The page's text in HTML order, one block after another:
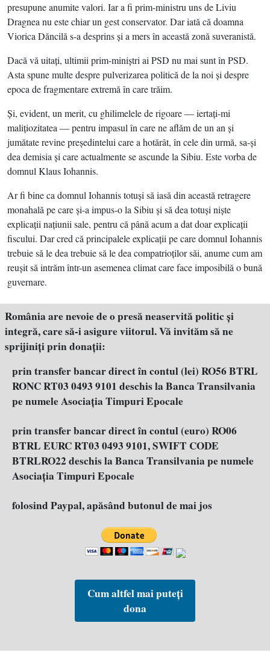
presupune anumite valori. Iar a fi prim-ministru uns de Liviu
Dragnea nu este chiar un gest conservator. Dar iată că doamna
Viorica Dăncilă s-a desprins şi a mers în această zonă suveranistă.
Dacă vă uitaţi, ultimii prim-miniştri ai PSD nu mai sunt în PSD.
Asta spune multe despre pulverizarea politică de la noi şi despre
epoca de fragmentare extremă în care trăim.
Şi, evident, un merit, cu ghilimelele de rigoare — iertaţi-mi
maliţiozitatea — pentru impasul în care ne aflăm de un an şi
jumătate revine preşedintelui care a hotărât, în cele din urmă, sa-şi
dea demisia şi care actualmente se ascunde la Sibiu. Este vorba de
domnul Klaus Iohannis.
Ar fi bine ca domnul Iohannis totuşi să iasă din această retragere
monahală pe care şi-a impus-o la Sibiu şi să dea totuşi nişte
explicaţii naţiunii sale, pentru că până acum a dat doar explicaţii
fiscului. Dar cred că principalele explicaţii pe care domnul Iohannis
trebuie să le dea trebuie să le dea compatrioţilor săi, anume cum am
reuşit să intrăm într-un asemenea climat care face imposibilă o bună
guvernare.
România are nevoie de o presă neaservită politic şi
integră, care să-i asigure viitorul. Vă invităm să ne
sprijiniţi prin donaţii:
prin transfer bancar direct în contul (lei) RO56 BTRL
RONC RT03 0493 9101 deschis la Banca Transilvania
pe numele Asociația Timpuri Epocale
prin transfer bancar direct în contul (euro) RO06
BTRL EURC RT03 0493 9101, SWIFT CODE
BTRLRO22 deschis la Banca Transilvania pe numele
Asociația Timpuri Epocale
folosind Paypal, apăsând butonul de mai jos
Cum altfel mai puteți
dona